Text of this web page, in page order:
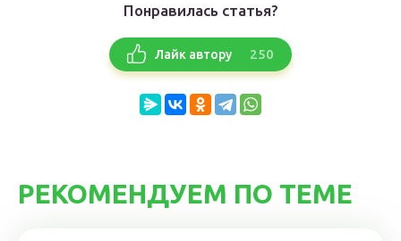
Понравилась статья?
Лайк автору 250
РЕКОМЕНДУЕМ ПО ТЕМЕ